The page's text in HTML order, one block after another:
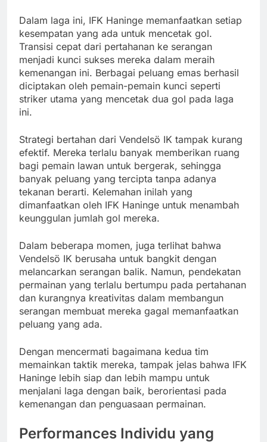
Dalam laga ini, IFK Haninge memanfaatkan setiap
kesempatan yang ada untuk mencetak gol.
Transisi cepat dari pertahanan ke serangan
menjadi kunci sukses mereka dalam meraih
kemenangan ini. Berbagai peluang emas berhasil
diciptakan oleh pemain-pemain kunci seperti
striker utama yang mencetak dua gol pada laga
ini.
Strategi bertahan dari Vendelsö IK tampak kurang
efektif. Mereka terlalu banyak memberikan ruang
bagi pemain lawan untuk bergerak, sehingga
banyak peluang yang tercipta tanpa adanya
tekanan berarti. Kelemahan inilah yang
dimanfaatkan oleh IFK Haninge untuk menambah
keunggulan jumlah gol mereka.
Dalam beberapa momen, juga terlihat bahwa
Vendelsö IK berusaha untuk bangkit dengan
melancarkan serangan balik. Namun, pendekatan
permainan yang terlalu bertumpu pada pertahanan
dan kurangnya kreativitas dalam membangun
serangan membuat mereka gagal memanfaatkan
peluang yang ada.
Dengan mencermati bagaimana kedua tim
memainkan taktik mereka, tampak jelas bahwa IFK
Haninge lebih siap dan lebih mampu untuk
menjalani laga dengan baik, berorientasi pada
kemenangan dan penguasaan permainan.
Performances Individu yang